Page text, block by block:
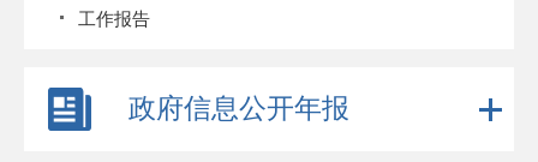
工作报告
政府信息公开年报